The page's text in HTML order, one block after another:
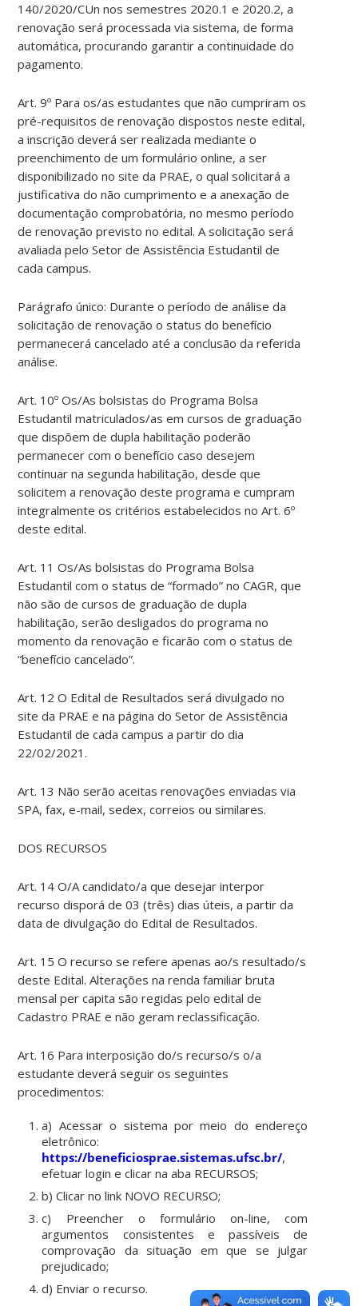
140/2020/CUn nos semestres 2020.1 e 2020.2, a
renovação será processada via sistema, de forma
automática, procurando garantir a continuidade do
pagamento.
Art. 9º Para os/as estudantes que não cumpriram os
pré-requisitos de renovação dispostos neste edital,
a inscrição deverá ser realizada mediante o
preenchimento de um formulário online, a ser
disponibilizado no site da PRAE, o qual solicitará a
justificativa do não cumprimento e a anexação de
documentação comprobatória, no mesmo período
de renovação previsto no edital. A solicitação será
avaliada pelo Setor de Assistência Estudantil de
cada campus.
Parágrafo único: Durante o período de análise da
solicitação de renovação o status do benefício
permanecerá cancelado até a conclusão da referida
análise.
Art. 10º Os/As bolsistas do Programa Bolsa
Estudantil matriculados/as em cursos de graduação
que dispõem de dupla habilitação poderão
permanecer com o benefício caso desejem
continuar na segunda habilitação, desde que
solicitem a renovação deste programa e cumpram
integralmente os critérios estabelecidos no Art. 6º
deste edital.
Art. 11 Os/As bolsistas do Programa Bolsa
Estudantil com o status de “formado” no CAGR, que
não são de cursos de graduação de dupla
habilitação, serão desligados do programa no
momento da renovação e ficarão com o status de
“benefício cancelado”.
Art. 12 O Edital de Resultados será divulgado no
site da PRAE e na página do Setor de Assistência
Estudantil de cada campus a partir do dia
22/02/2021.
Art. 13 Não serão aceitas renovações enviadas via
SPA, fax, e-mail, sedex, correios ou similares.
DOS RECURSOS
Art. 14 O/A candidato/a que desejar interpor
recurso disporá de 03 (três) dias úteis, a partir da
data de divulgação do Edital de Resultados.
Art. 15 O recurso se refere apenas ao/s resultado/s
deste Edital. Alterações na renda familiar bruta
mensal per capita são regidas pelo edital de
Cadastro PRAE e não geram reclassificação.
Art. 16 Para interposição do/s recurso/s o/a
estudante deverá seguir os seguintes
procedimentos:
a) Acessar o sistema por meio do endereço
eletrônico:
https://beneficiosprae.sistemas.ufsc.br/,
efetuar login e clicar na aba RECURSOS;
b) Clicar no link NOVO RECURSO;
c) Preencher o formulário on-line, com
argumentos consistentes e passíveis de
comprovação da situação em que se julgar
prejudicado;
d) Enviar o recurso.